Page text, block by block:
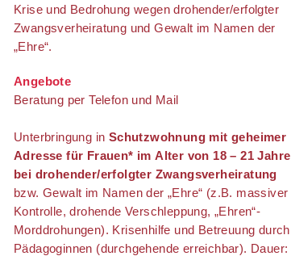
Krise und Bedrohung wegen drohender/erfolgter
Zwangsverheiratung und Gewalt im Namen der
„Ehre“.
Angebote
Beratung per Telefon und Mail
Unterbringung in Schutzwohnung mit geheimer
Adresse für Frauen* im Alter von 18 – 21 Jahre
bei drohender/erfolgter Zwangsverheiratung
bzw. Gewalt im Namen der „Ehre“ (z.B. massiver
Kontrolle, drohende Verschleppung, „Ehren“-
Morddrohungen). Krisenhilfe und Betreuung durch
Pädagoginnen (durchgehende erreichbar). Dauer: